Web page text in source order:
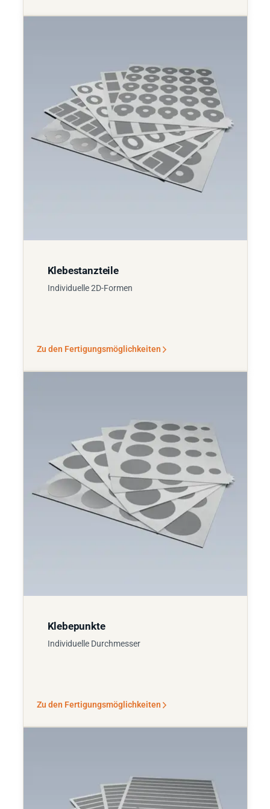
Klebestanzteile
Individuelle 2D-Formen
Zu den Fertigungsmöglichkeiten
Klebepunkte
Individuelle Durchmesser
Zu den Fertigungsmöglichkeiten